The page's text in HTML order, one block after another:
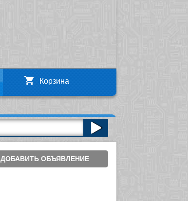
Корзина
ДОБАВИТЬ ОБЪЯВЛЕНИЕ